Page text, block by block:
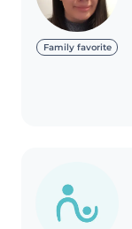
Family favorite